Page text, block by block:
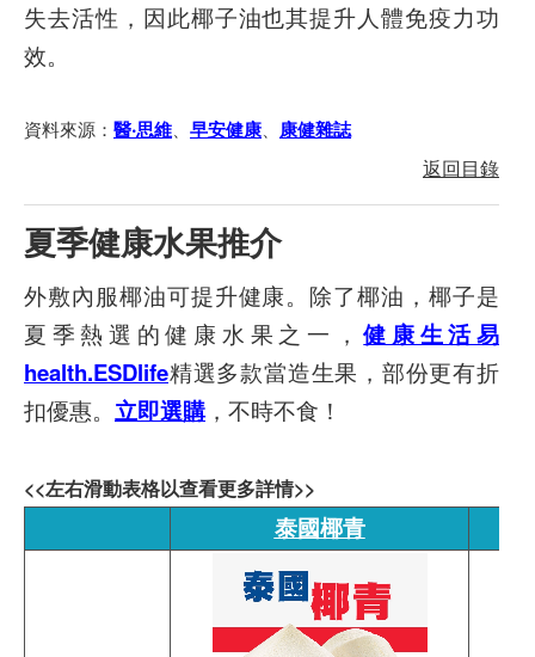
失去活性，因此椰子油也其提升人體免疫力功
效。
資料來源： 醫‧思維、 早安健康、 康健雜誌
返回目錄
夏季健康水果推介
外敷內服椰油可提升健康。除了椰油，椰子是
夏季熱選的健康水果之一，健康生活易
health.ESDlife精選多款當造生果，部份更有折
扣優惠。 立即選購，不時不食！
<<左右滑動表格以查看更多詳情>>
泰國椰青